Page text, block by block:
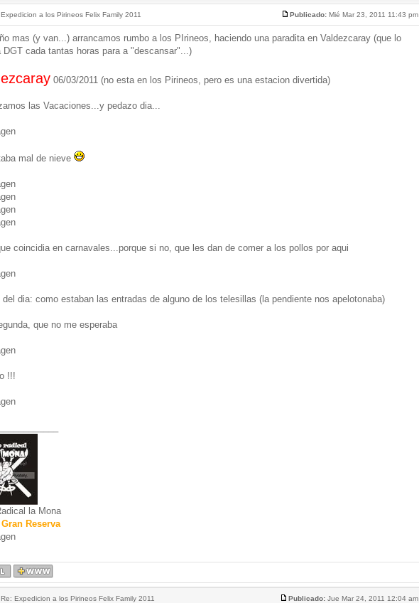
a los Pirineos Felix Family 2011 Publicado:Mié Mar 23, 2011 11:43 pm
mas (y van...) arrancamos rumbo a los PIrineos, haciendo una paradita en Valdezcaray (que lo
DGT cada tantas horas para a "descansar"...)
06/03/2011 (no esta en los Pirineos, pero es una estacion divertida)
las Vacaciones...y pedazo dia...
mal de nieve
coincidia en carnavales...porque si no, que les dan de comer a los pollos por aqui
del dia: como estaban las entradas de alguno de los telesillas (la pendiente nos apelotonaba)
que no me esperaba
!!!
la Mona
Reserva
Expedicion a los Pirineos Felix Family 2011 Publicado:Jue Mar 24, 2011 12:04 am